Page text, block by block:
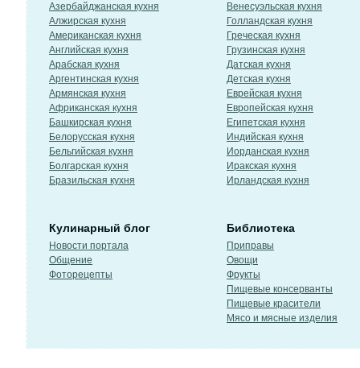
Азербайджанская кухня
Алжирская кухня
Американская кухня
Английская кухня
Арабская кухня
Аргентинская кухня
Армянская кухня
Африканская кухня
Башкирская кухня
Белорусская кухня
Бельгийская кухня
Болгарская кухня
Бразильская кухня
Венесуэльская кухня
Голландская кухня
Греческая кухня
Грузинская кухня
Датская кухня
Детская кухня
Еврейская кухня
Европейская кухня
Египетская кухня
Индийская кухня
Иорданская кухня
Иракская кухня
Ирландская кухня
Кулинарный блог
Новости портала
Общение
Фоторецепты
Библиотека
Приправы
Овощи
Фрукты
Пищевые консерванты
Пищевые красители
Мясо и мясные изделия